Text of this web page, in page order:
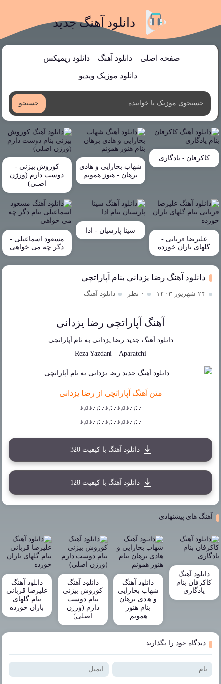
دانلود آهنگ جدید
صفحه اصلی دانلود آهنگ دانلود ریمیکس
دانلود موزیک ویدیو
جستجو
کاکرفان - یادگاری
شهاب بخارایی و هادی
برهان - هنوز همونم
کوروش بیژنی -
دوست دارم (ورژن
اصلی)
علیرضا قربانی -
گلهای باران خورده
سینا پارسیان - ادا
مسعود اسماعیلی -
دگر چه می خواهی
دانلود آهنگ رضا یزدانی بنام آپاراتچی
۲۴ شهریور ۱۴۰۳ ۰ نظر دانلود آهنگ
آهنگ آپاراتچی رضا یزدانی
دانلود آهنگ جدید رضا یزدانی به نام آپاراتچی
Reza Yazdani – Aparatchi
متن آهنگ آپاراتچی از رضا یزدانی
♪♫♪♪♫♪♪♫♪♪♫♪♪♫♪
♪♫♪♪♫♪♪♫♪♪♫♪♪♫♪
دانلود آهنگ با کیفیت 320
دانلود آهنگ با کیفیت 128
آهنگ های پیشنهادی
دانلود آهنگ
کاکرفان بنام
یادگاری
دانلود آهنگ
شهاب بخارایی
و هادی برهان
بنام هنوز
همونم
دانلود آهنگ
کوروش بیژنی
بنام دوست
دارم (ورژن
اصلی)
دانلود آهنگ
علیرضا قربانی
بنام گلهای
باران خورده
دیدگاه خود را بگذارید